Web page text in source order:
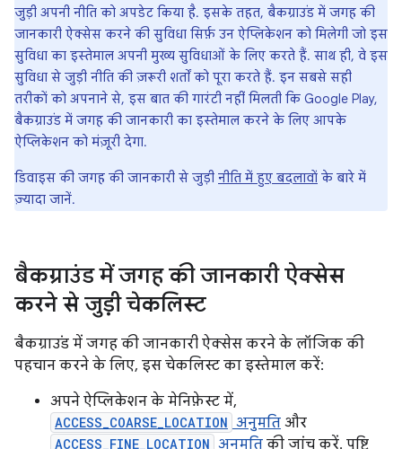
जुड़ी अपनी नीति को अपडेट किया है. इसके तहत, बैकग्राउंड में जगह की
जानकारी ऐक्सेस करने की सुविधा सिर्फ़ उन ऐप्लिकेशन को मिलेगी जो इस
सुविधा का इस्तेमाल अपनी मुख्य सुविधाओं के लिए करते हैं. साथ ही, वे इस
सुविधा से जुड़ी नीति की ज़रूरी शर्तों को पूरा करते हैं. इन सबसे सही
तरीकों को अपनाने से, इस बात की गारंटी नहीं मिलती कि Google Play,
बैकग्राउंड में जगह की जानकारी का इस्तेमाल करने के लिए आपके
ऐप्लिकेशन को मंज़ूरी देगा.
डिवाइस की जगह की जानकारी से जुड़ी नीति में हुए बदलावों के बारे में
ज़्यादा जानें.
बैकग्राउंड में जगह की जानकारी ऐक्सेस
करने से जुड़ी चेकलिस्ट
बैकग्राउंड में जगह की जानकारी ऐक्सेस करने के लॉजिक की
पहचान करने के लिए, इस चेकलिस्ट का इस्तेमाल करें:
अपने ऐप्लिकेशन के मेनिफ़ेस्ट में,
ACCESS_COARSE_LOCATION अनुमति और
ACCESS_FINE_LOCATION अनुमति की जांच करें. पुष्टि